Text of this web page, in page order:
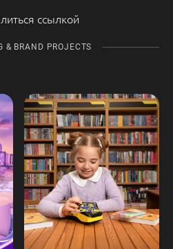
ссылкой
& BRAND PROJECTS